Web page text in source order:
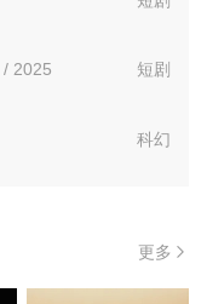
短剧
/ 2025
科幻
更多